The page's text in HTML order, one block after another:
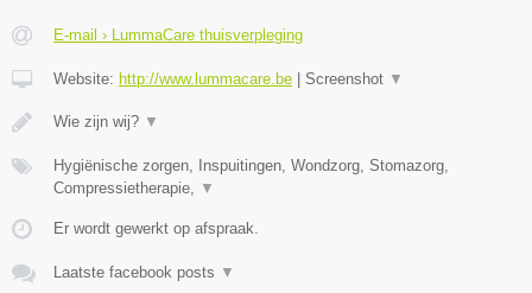
E-mail › LummaCare thuisverpleging
Website: http://www.lummacare.be Screenshot ▼
Wie zijn wij? ▼
Hygiënische zorgen, Inspuitingen, Wondzorg, Stomazorg,
Compressietherapie, ▼
Er wordt gewerkt op afspraak.
Laatste facebook posts ▼